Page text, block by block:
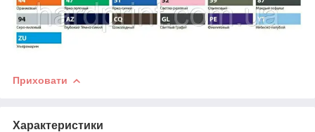
Приховати
Характеристики